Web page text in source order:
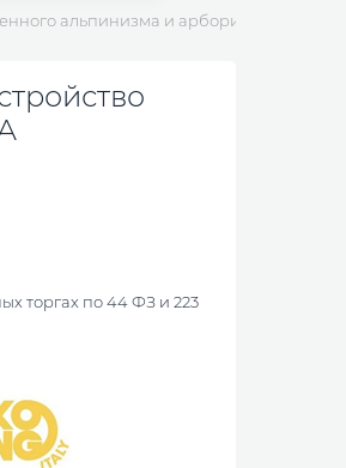
альпинизма и арбористики
торгах по 44 ФЗ и 223